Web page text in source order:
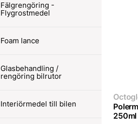
Fälgrengöring -
Flygrostmedel
Foam lance
Glasbehandling /
rengöring bilrutor
Interiörmedel till bilen
250ml